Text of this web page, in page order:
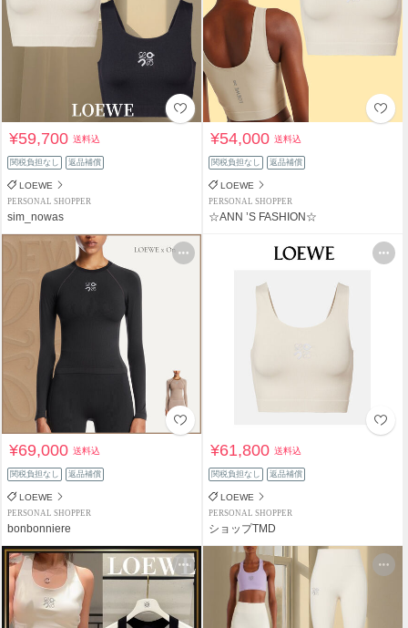
¥59,700送料込
関税負担なし 返品補償
LOEWE
PERSONAL SHOPPER
sim_nowas
¥54,000送料込
関税負担なし 返品補償
LOEWE
PERSONAL SHOPPER
☆ANN ’S FASHION☆
¥69,000送料込
関税負担なし 返品補償
LOEWE
PERSONAL SHOPPER
bonbonniere
¥61,800送料込
関税負担なし 返品補償
LOEWE
PERSONAL SHOPPER
ショップTMD